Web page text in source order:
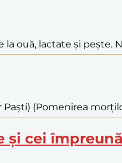
la ouă, lactate și pește.
(Pomenirea
și cei